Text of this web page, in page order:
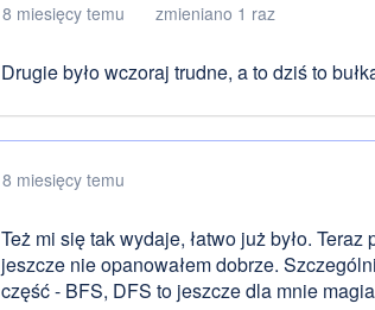
8 miesięcy temu zmieniano 1 raz
Drugie było wczoraj trudne, a to dziś to
8 miesięcy temu
Też mi się tak wydaje, łatwo już było.
jeszcze nie opanowałem dobrze.
część - BFS, DFS to jeszcze dla mnie